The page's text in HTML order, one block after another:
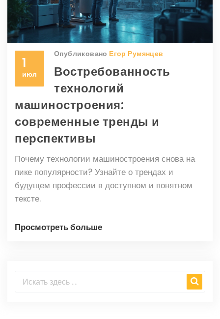
1
июл
Опубликовано Егор Румянцев
Востребованность
технологий
машиностроения:
современные тренды и
перспективы
Почему технологии машиностроения снова на
пике популярности? Узнайте о трендах и
будущем профессии в доступном и понятном
тексте.
Просмотреть больше